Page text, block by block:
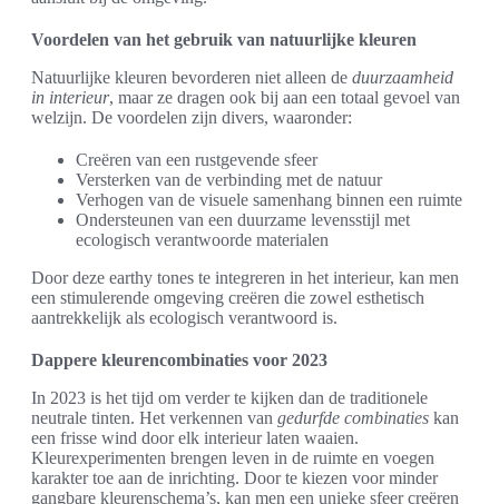
Voordelen van het gebruik van natuurlijke kleuren
Natuurlijke kleuren bevorderen niet alleen de duurzaamheid
in interieur, maar ze dragen ook bij aan een totaal gevoel van
welzijn. De voordelen zijn divers, waaronder:
Creëren van een rustgevende sfeer
Versterken van de verbinding met de natuur
Verhogen van de visuele samenhang binnen een ruimte
Ondersteunen van een duurzame levensstijl met
ecologisch verantwoorde materialen
Door deze earthy tones te integreren in het interieur, kan men
een stimulerende omgeving creëren die zowel esthetisch
aantrekkelijk als ecologisch verantwoord is.
Dappere kleurencombinaties voor 2023
In 2023 is het tijd om verder te kijken dan de traditionele
neutrale tinten. Het verkennen van gedurfde combinaties kan
een frisse wind door elk interieur laten waaien.
Kleurexperimenten brengen leven in de ruimte en voegen
karakter toe aan de inrichting. Door te kiezen voor minder
gangbare kleurenschema’s, kan men een unieke sfeer creëren